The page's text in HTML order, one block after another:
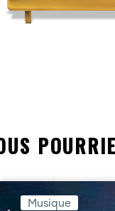
Musique